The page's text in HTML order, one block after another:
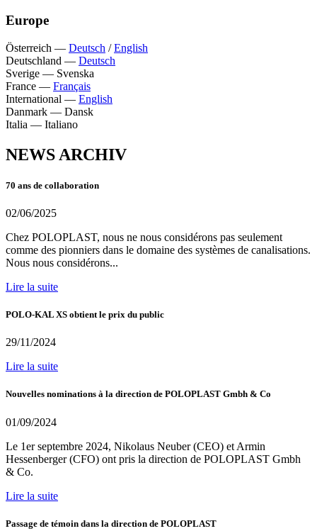
Europe
Österreich — Deutsch /English
Deutschland — Deutsch
Sverige — Svenska
France — Français
International — English
Danmark — Dansk
Italia — Italiano
NEWS ARCHIV
70 ans de collaboration
02/06/2025
Chez POLOPLAST, nous ne nous considérons pas seulement
comme des pionniers dans le domaine des systèmes de canalisations.
Nous nous considérons...
Lire la suite
POLO-KAL XS obtient le prix du public
29/11/2024
Lire la suite
Nouvelles nominations à la direction de POLOPLAST Gmbh & Co
01/09/2024
Le 1er septembre 2024, Nikolaus Neuber (CEO) et Armin
Hessenberger (CFO) ont pris la direction de POLOPLAST Gmbh
& Co.
Lire la suite
Passage de témoin dans la direction de POLOPLAST